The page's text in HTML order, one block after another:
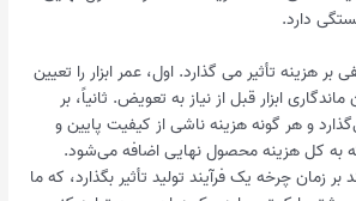
دارد.
بر هزینه تأثیر می گذارد. اول، عمر ابزار را تعیین
ابزار قبل از نیاز به تعویض. ثانیاً، بر
و هر گونه هزینه ناشی از کیفیت پایین و
به کل هزینه محصول نهایی اضافه می‌شود.
بر زمان چرخه یک فرآیند تولید تأثیر بگذارد، که ما